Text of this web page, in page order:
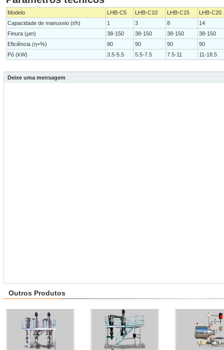
Modelo LHB-C5 LHB-C10 LHB-C15
LHB-C20
Capacidade de manuseio (t/h)
1 3 8
14
Finura (μm)
38-150 38-150 38-150
38-150
Eficiência (η=%)
90 90 90
90
Pó (kW)
3.5-5.5 5.5-7.5 7.5-11 11-18.5
Deixe uma mensagem
Outros Produtos